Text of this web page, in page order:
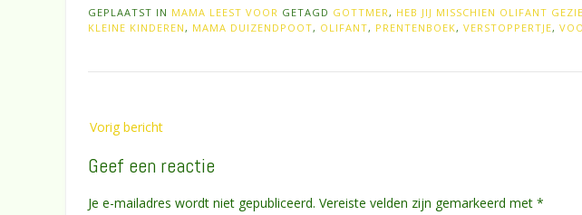
GEPLAATST IN MAMA LEEST VOOR GETAGD GOTTMER , HEB JIJ MISSCHIEN OLIFANT
KLEINE KINDEREN , MAMA DUIZENDPOOT, OLIFANT, PRENTENBOEK, VERSTOPPERTJE,
navigatie
Vorig bericht
Geef een reactie
Je e-mailadres wordt niet gepubliceerd. Vereiste velden zijn gemarkeerd met *